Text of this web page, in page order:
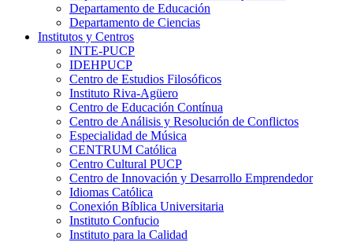
Departamento de Educación
Departamento de Ciencias
Institutos y Centros
INTE-PUCP
IDEHPUCP
Centro de Estudios Filosóficos
Instituto Riva-Agüero
Centro de Educación Contínua
Centro de Análisis y Resolución de Conflictos
Especialidad de Música
CENTRUM Católica
Centro Cultural PUCP
Centro de Innovación y Desarrollo Emprendedor
Idiomas Católica
Conexión Bíblica Universitaria
Instituto Confucio
Instituto para la Calidad